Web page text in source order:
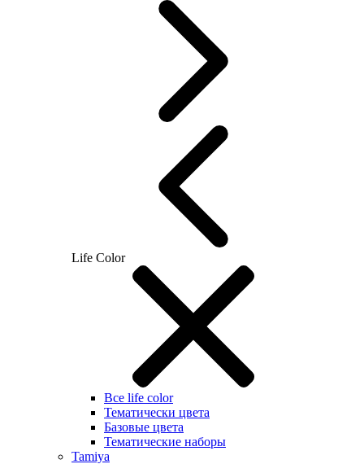
Life Color
Все life color
Тематически цвета
Базовые цвета
Тематические наборы
Tamiya